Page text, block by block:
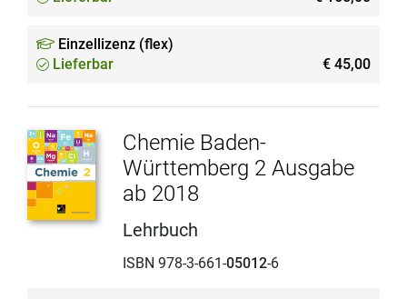
Einzellizenz (flex)
Lieferbar
€ 45,00
Chemie Baden-
Württemberg 2 Ausgabe
ab 2018
Lehrbuch
ISBN 978-3-661-05012-6